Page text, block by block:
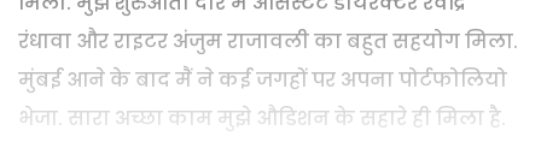
रंधावा और राइटर अंजुम राजावली का बहुत सहयोग मिला.
मुंबई आने के बाद मैं ने कई जगहों पर अपना पोर्टफोलियो
भेजा. सारा अच्छा काम मुझे औडिशन के सहारे ही मिला है.